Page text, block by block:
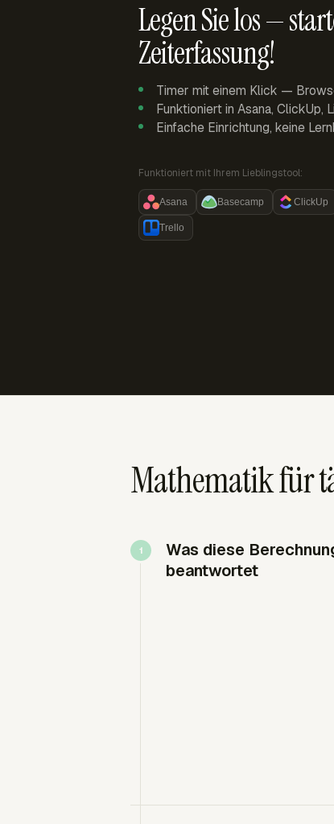
Legen Sie los —
Zeiterfassung!
Timer mit einem Klick —
Funktioniert in Asana, ClickUp,
Einfache Einrichtung, keine
Funktioniert mit Ihrem Lieblingstool:
Asana Basecamp ClickUp
Trello
Mathematik für
Was diese
beantwortet